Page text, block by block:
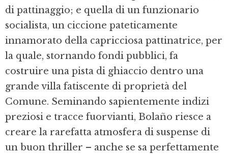
di pattinaggio; e quella di un funzionario
socialista, un ciccione pateticamente
innamorato della capricciosa pattinatrice, per
la quale, stornando fondi pubblici, fa
costruire una pista di ghiaccio dentro una
grande villa fatiscente di proprietà del
Comune. Seminando sapientemente indizi
preziosi e tracce fuorvianti, Bolaño riesce a
creare la rarefatta atmosfera di suspense di
un buon thriller – anche se sa perfettamente